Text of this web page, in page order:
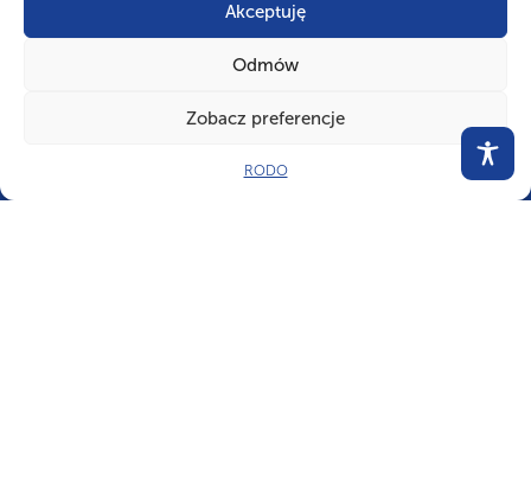
Akceptuję
Odmów
Zobacz preferencje
RODO